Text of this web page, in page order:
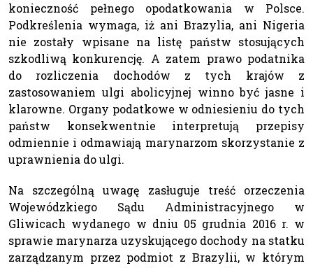
konieczność pełnego opodatkowania w Polsce.
Podkreślenia wymaga, iż ani Brazylia, ani Nigeria
nie zostały wpisane na listę państw stosujących
szkodliwą konkurencję. A zatem prawo podatnika
do rozliczenia dochodów z tych krajów z
zastosowaniem ulgi abolicyjnej winno być jasne i
klarowne. Organy podatkowe w odniesieniu do tych
państw konsekwentnie interpretują przepisy
odmiennie i odmawiają marynarzom skorzystanie z
uprawnienia do ulgi.
Na szczególną uwagę zasługuje treść orzeczenia
Wojewódzkiego Sądu Administracyjnego w
Gliwicach wydanego w dniu 05 grudnia 2016 r. w
sprawie marynarza uzyskującego dochody na statku
zarządzanym przez podmiot z Brazylii, w którym